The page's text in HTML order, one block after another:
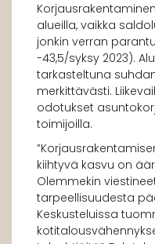
alueilla, vaikka
jonkin verran
-43,5/syksy 2023).
tarkasteltuna
merkittävästi.
odotukset
toimijoilla.
kiihtyvä kasvu on
Olemmekin
tarpeellisuudesta
Keskusteluissa